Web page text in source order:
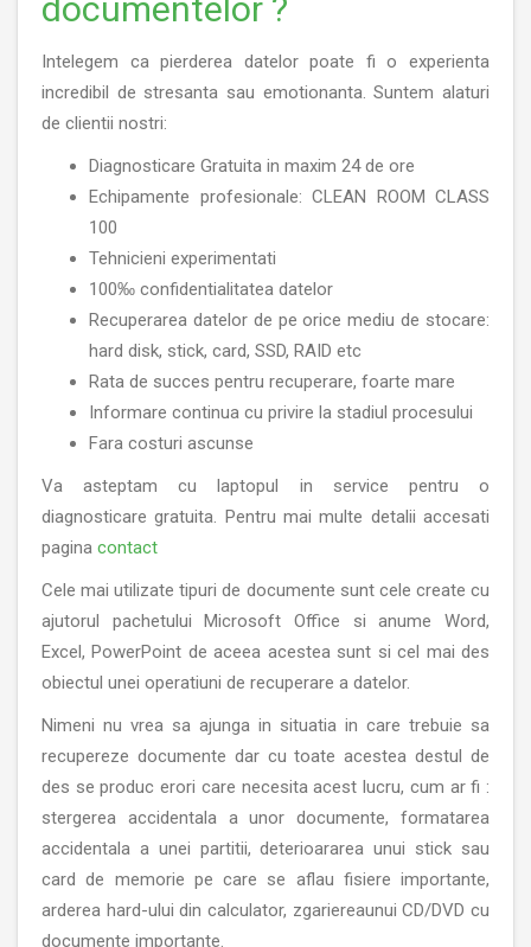
documentelor ?
Intelegem ca pierderea datelor poate fi o experienta
incredibil de stresanta sau emotionanta. Suntem alaturi
de clientii nostri:
Diagnosticare Gratuita in maxim 24 de ore
Echipamente profesionale: CLEAN ROOM CLASS
100
Tehnicieni experimentati
100‰ confidentialitatea datelor
Recuperarea datelor de pe orice mediu de stocare:
hard disk, stick, card, SSD, RAID etc
Rata de succes pentru recuperare, foarte mare
Informare continua cu privire la stadiul procesului
Fara costuri ascunse
Va asteptam cu laptopul in service pentru o
diagnosticare gratuita. Pentru mai multe detalii accesati
pagina contact
Cele mai utilizate tipuri de documente sunt cele create cu
ajutorul pachetului Microsoft Office si anume Word,
Excel, PowerPoint de aceea acestea sunt si cel mai des
obiectul unei operatiuni de recuperare a datelor.
Nimeni nu vrea sa ajunga in situatia in care trebuie sa
recupereze documente dar cu toate acestea destul de
des se produc erori care necesita acest lucru, cum ar fi :
stergerea accidentala a unor documente, formatarea
accidentala a unei partitii, deterioararea unui stick sau
card de memorie pe care se aflau fisiere importante,
arderea hard-ului din calculator, zgariereaunui CD/DVD cu
documente importante.